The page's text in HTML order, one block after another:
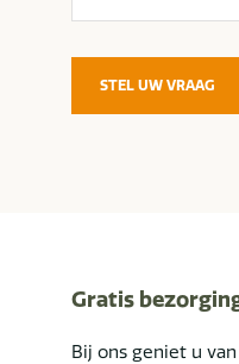
STEL UW VRAAG
Gratis
Bij ons geniet u van